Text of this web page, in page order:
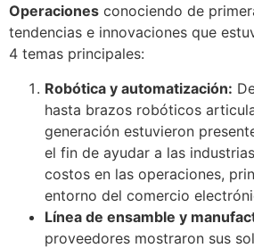
Operaciones conociendo de
tendencias e innovaciones que
4 temas principales:
Robótica y automatización:
hasta brazos robóticos
generación estuvieron
el fin de ayudar a las
costos en las operaciones,
entorno del comercio
Línea de ensamble y
proveedores mostraron sus